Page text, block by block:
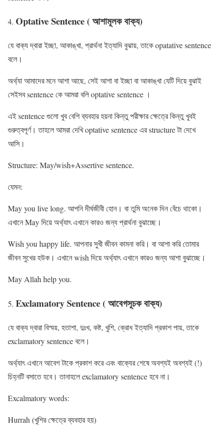
Optative Sentence ( আশামূলক বাক্য)
যে বাক্য দ্বারা ইচ্ছা, আকাঙ্খা, প্রার্থনা ইত্যাদি বুঝায়, তাকে opatative sentence
বলে।
অর্থ্যা আমাদের মনে আশা আছে, সেই আশা বা ইচ্ছা বা আকাঙ্খা যেটি দিয়ে বুঝাই
সেইসব sentence কে আমরা বলি optative sentence ।
এই sentence গুলো খুব বেশি ব্যবহার হয়না কিন্তু পরীক্ষার ক্ষেত্রে কিন্তু খুবই
গুরুত্বপূর্ণ। তাহলে আমরা দেখি optative sentence এর structure টা দেখে
আসি।
Structure: May/wish+Assertive sentence.
যেমন:
May you live long. আপনি দীর্ঘজীবী হোন। বা তুমি অনেক দিন বেঁচে থাকো।
এখানে May দিয়ে অর্থ্যাৎ এখানে কারও জন্য প্রার্থনা বুঝাচ্ছে।
Wish you happy life. আপনার সুখী জীবন কামনা করি। বা আশা করি তোমার
জীবন সুখের হউক। এখানে wish দিয়ে অর্থ্যাৎ এখানে কারও জন্য আশা বুঝাচ্ছে।
May Allah help you.
Exclamatory Sentence ( আবেগসূচক বাক্য)
যে বাক্য দ্বারা বিস্ময়, হতাশা, দুঃখ, কষ্ট, খুশি, ক্রোধ ইত্যাদি প্রকাশ পায়, তাকে
exclamatory sentence বলে।
অর্থ্যাৎ এখানে আবেগ টাকে প্রকাশ করে এবং বাক্যের শেষে অবশ্যই অবশ্যই (!)
চিহ্নটি বসাতে হবে। তানাহলে exclamatory sentence হবে না।
Excalmatory words:
Hurrah (খুশির ক্ষেত্রে ব্যবহার হয়)